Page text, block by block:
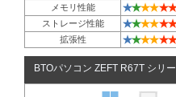
メモリ性能 ★★★★★★
ストレージ性能 ★★★★★★
拡張性 ★★★★★★
BTOパソコン ZEFT R67T シリ